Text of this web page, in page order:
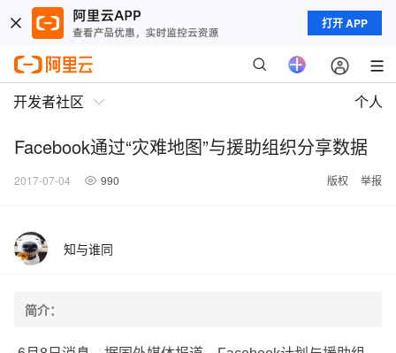
打开 APP
开发者社区 个人
Facebook通过“灾难地图”与援助组织分享数据
2017-07-04 990 版权 举报
知与谁同
简介：